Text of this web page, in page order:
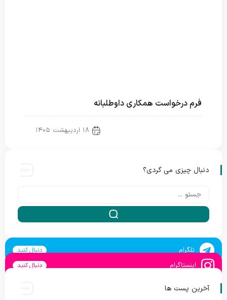
فرم درخواست همکاری داوطلبانه
۱۸ اردیبهشت ۱۴۰۵
دنبال چیزی می گردی؟
تلگرام دنبال کنید
اینستاگرام دنبال کنید
آخرین پست ها